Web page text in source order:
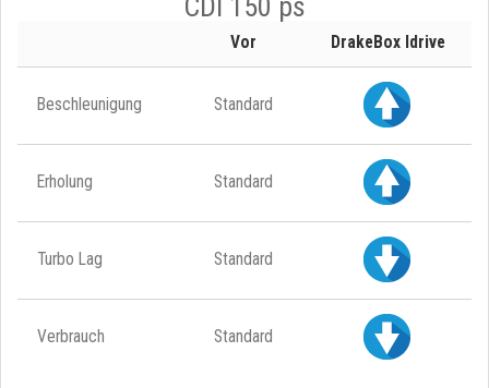
Vor DrakeBox Idrive
Beschleunigung Standard
Erholung Standard
Turbo Lag Standard
Verbrauch Standard